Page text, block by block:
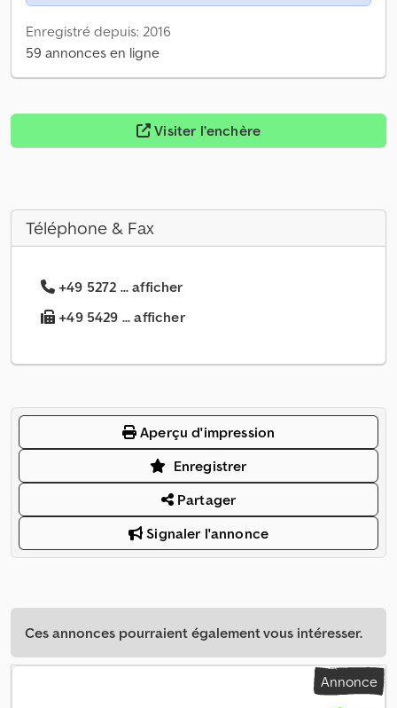
Enregistré depuis: 2016
59 annonces en ligne
Visiter l’enchère
Téléphone & Fax
+49 5272 ... afficher
+49 5429 ... afficher
Aperçu d'impression
Enregistrer
Partager
Signaler l'annonce
Ces annonces pourraient également vous intéresser.
Annonce